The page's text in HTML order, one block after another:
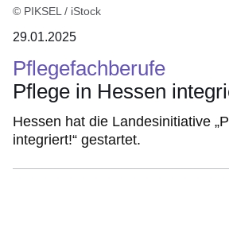
© PIKSEL / iStock
29.01.2025
Pflegefachberufe
Pflege in Hessen
Hessen hat die Landesinitiative
integriert!“ gestartet.